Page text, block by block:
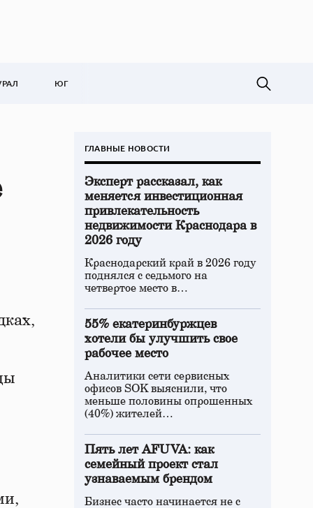
ЮГ
ГЛАВНЫЕ НОВОСТИ
Эксперт рассказал, как
меняется инвестиционная
привлекательность
недвижимости Краснодара в
2026 году
Краснодарский край в 2026 году
поднялся с седьмого на
четвертое место в…
55% екатеринбуржцев
хотели бы улучшить свое
рабочее место
Аналитики сети сервисных
офисов SOK выяснили, что
меньше половины опрошенных
(40%) жителей…
Пять лет AFUVA: как
семейный проект стал
узнаваемым брендом
Бизнес часто начинается не с